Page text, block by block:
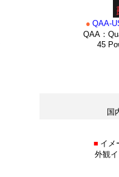
● QAA-
QAA：
45
国
■ イメ
外観
■ホンダ：アコー